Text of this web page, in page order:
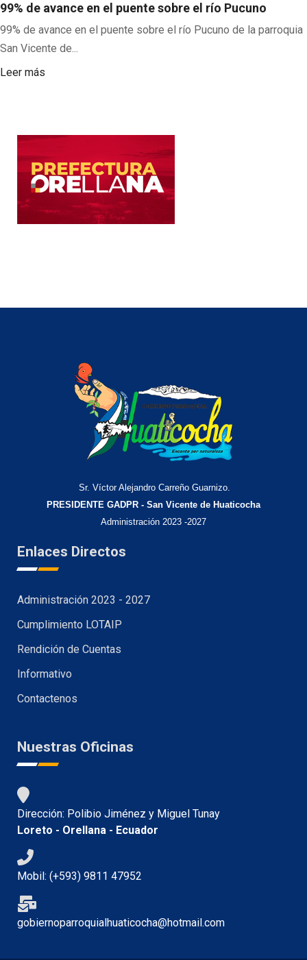
99% de avance en el puente sobre el río Pucuno
99% de avance en el puente sobre el río Pucuno de la parroquia
San Vicente de...
Leer más
Sr. Víctor Alejandro Carreño Guarnizo.
PRESIDENTE GADPR - San Vicente de Huaticocha
Administración 2023 -2027
Enlaces Directos
Administración 2023 - 2027
Cumplimiento LOTAIP
Rendición de Cuentas
Informativo
Contactenos
Nuestras Oficinas
Dirección: Polibio Jiménez y Miguel Tunay
Loreto - Orellana - Ecuador
Mobil: (+593) 9811 47952
gobiernoparroquialhuaticocha@hotmail.com